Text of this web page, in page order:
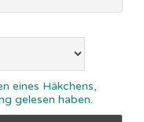
eines Häkchens,
gelesen haben.